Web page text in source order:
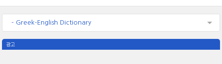
- Greek-English Dictionary
광고